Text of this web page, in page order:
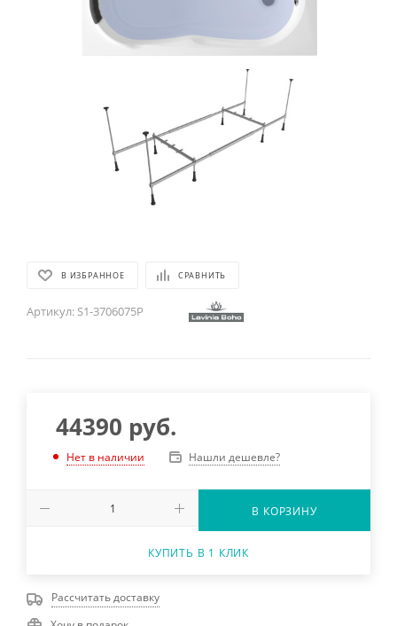
В ИЗБРАННОЕ СРАВНИТЬ
Артикул: S1-3706075P
44390 руб.
Нет в наличии Нашли дешевле?
В КОРЗИНУ
КУПИТЬ В 1 КЛИК
Рассчитать доставку